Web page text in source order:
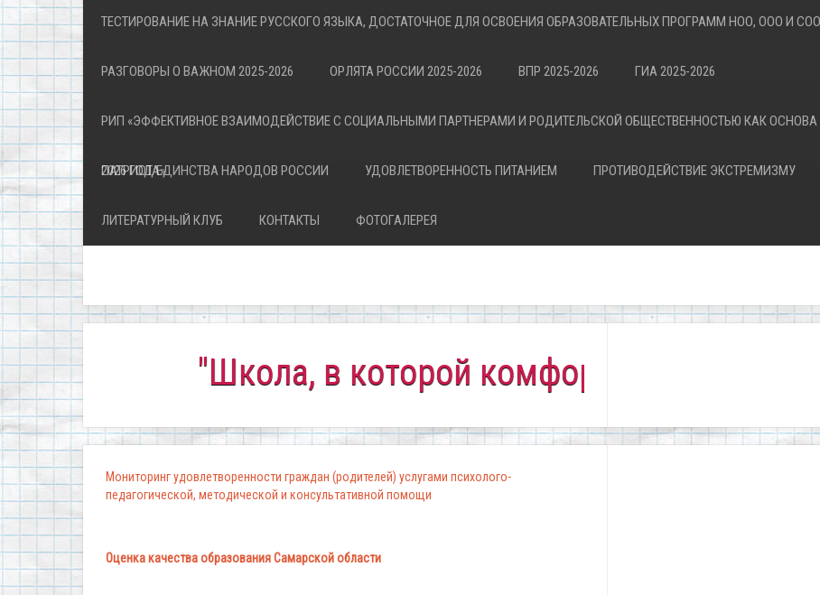
ТЕСТИРОВАНИЕ НА ЗНАНИЕ РУССКОГО ЯЗЫКА, ДОСТАТОЧНОЕ ДЛЯ ОСВОЕНИЯ ОБРАЗОВАТЕЛЬНЫХ ПРОГРАММ НОО, ООО И СОО
РАЗГОВОРЫ О ВАЖНОМ 2025-2026 ОРЛЯТА РОССИИ 2025-2026 ВПР 2025-2026 ГИА 2025-2026
РИП «ЭФФЕКТИВНОЕ ВЗАИМОДЕЙСТВИЕ С СОЦИАЛЬНЫМИ ПАРТНЕРАМИ И РОДИТЕЛЬСКОЙ ОБЩЕСТВЕННОСТЬЮ КАК
ПАТРИОТА»
2026 ГОД ЕДИНСТВА НАРОДОВ РОССИИ УДОВЛЕТВОРЕННОСТЬ ПИТАНИЕМ ПРОТИВОДЕЙСТВИЕ ЭКСТРЕМИЗМУ
ЛИТЕРАТУРНЫЙ КЛУБ КОНТАКТЫ ФОТОГАЛЕРЕЯ
"Школа, в которой комфортно всем!"
Мониторинг удовлетворенности граждан (родителей) услугами психолого-
педагогической, методической и консультативной помощи
Оценка качества образования Самарской области